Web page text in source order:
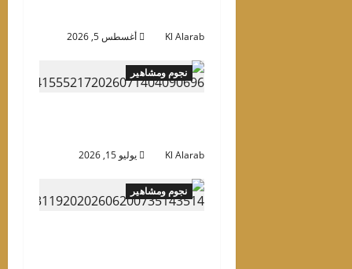
Kl Alarab أغسطس 5, 2026
نجوم ومشاهير
Kl Alarab يوليو 15, 2026
نجوم ومشاهير